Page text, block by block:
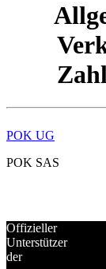
POK UG
POK SAS
Offizieller
Unterstützer
der